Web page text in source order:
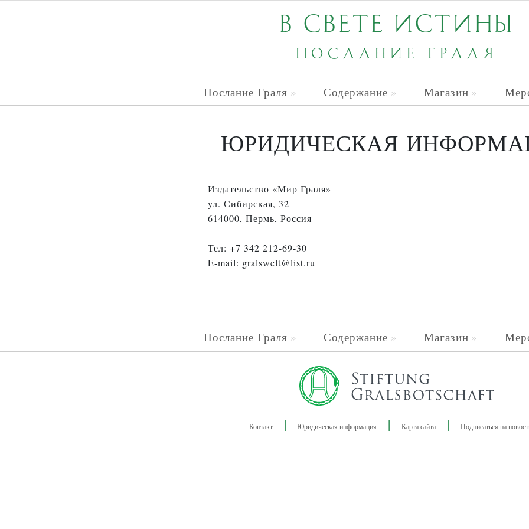
В СВЕТЕ ИСТИНЫ
ПОСЛАНИЕ ГРАЛЯ
Послание Граля Содержание Магазин
ЮРИДИЧЕСКАЯ
Издательство «Мир Граля»
ул. Сибирская, 32
614000, Пермь, Россия
Тел: +7 342 212-69-30
E-mail: gralswelt@list.ru
Послание Граля Содержание Магазин
Контакт Юридическая информация Карта сайта Подписаться на